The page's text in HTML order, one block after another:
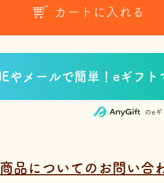
カートに入れる
のe
商品についてのお問い合